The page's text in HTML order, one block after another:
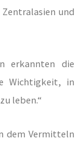
und
erkannten die
Wichtigkeit, in
leben.“
dem Vermitteln